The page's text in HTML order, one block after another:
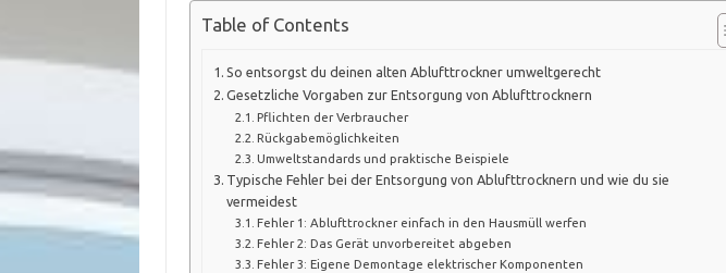
Table of Contents
So entsorgst du deinen alten Ablufttrockner umweltgerecht
Gesetzliche Vorgaben zur Entsorgung von Ablufttrocknern
Pflichten der Verbraucher
Rückgabemöglichkeiten
Umweltstandards und praktische Beispiele
Typische Fehler bei der Entsorgung von Ablufttrocknern und wie du sie
vermeidest
Fehler 1: Ablufttrockner einfach in den Hausmüll werfen
Fehler 2: Das Gerät unvorbereitet abgeben
Fehler 3: Eigene Demontage elektrischer Komponenten